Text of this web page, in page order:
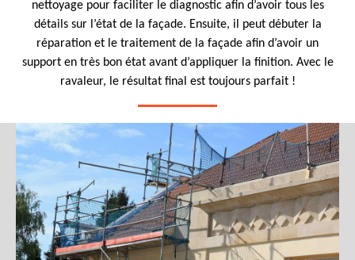
nettoyage pour faciliter le diagnostic afin d’avoir tous les
détails sur l’état de la façade. Ensuite, il peut débuter la
réparation et le traitement de la façade afin d’avoir un
support en très bon état avant d’appliquer la finition. Avec le
ravaleur, le résultat final est toujours parfait !